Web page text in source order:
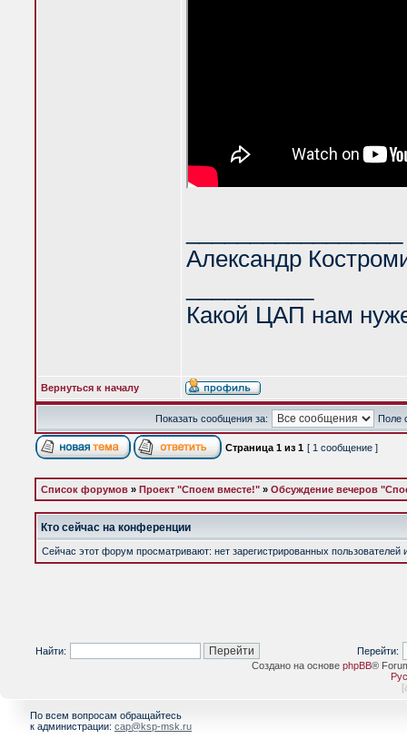
Александр
Какой ЦАП нам
Вернуться к началу
Показать сообщения за: Поле
Страница 1 из 1 [ 1 сообщение ]
Список форумов » Проект "Споем вместе!" » Обсуждение вечеров
Кто сейчас на конференции
Сейчас этот форум просматривают: нет зарегистрированных пользователей
Найти:
Перейти:
Создано на основе phpBB®
[
По всем вопросам обращайтесь
к администрации: cap@ksp-msk.ru